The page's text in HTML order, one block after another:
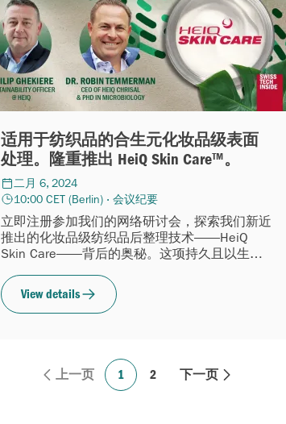
适用于纺织品的合生元化妆品级表面
处理。隆重推出 HeiQ Skin Care™。
二月 6, 2024
10:00 CET (Berlin) · 会议纪要
立即注册参加我们的网络研讨会，探索我们新近
推出的化妆品级纺织品后整理技术——HeiQ
Skin Care——背后的奥秘。这项持久且以生物
View details
上一页 1 2 下一页